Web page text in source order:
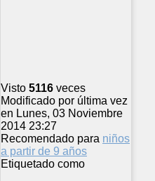
Visto 5116 veces
Modificado por última vez
en Lunes, 03 Noviembre
2014 23:27
Recomendado para niños
a partir de 9 años
Etiquetado como